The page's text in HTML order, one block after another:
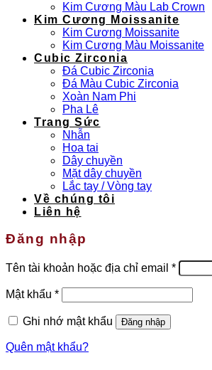
Kim Cương Màu Lab Crown
Kim Cương Moissanite
Kim Cương Moissanite
Kim Cương Màu Moissanite
Cubic Zirconia
Đá Cubic Zirconia
Đá Màu Cubic Zirconia
Xoàn Nam Phi
Pha Lê
Trang Sức
Nhẫn
Hoa tai
Dây chuyền
Mặt dây chuyền
Lắc tay / Vòng tay
Về chúng tôi
Liên hệ
Đăng nhập
Tên tài khoản hoặc địa chỉ email *Bắt
buộc
Mật khẩu *Bắt
buộc
Ghi nhớ mật khẩu
Đăng nhập
Quên mật khẩu?